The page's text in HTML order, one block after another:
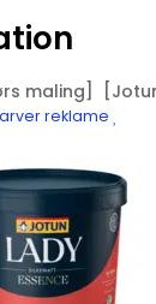
maling]
reklame